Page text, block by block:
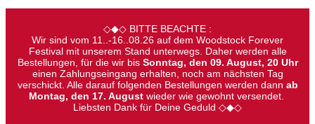
◇◆◇ BITTE BEACHTE :
Wir sind vom 11..-16..08.26 auf dem Woodstock Forever
Festival mit unserem Stand unterwegs. Daher werden alle
Bestellungen, für die wir bis Sonntag, den 09. August, 20 Uhr
einen Zahlungseingang erhalten, noch am nächsten Tag
verschickt. Alle darauf folgenden Bestellungen werden dann ab
Montag, den 17. August wieder wie gewohnt versendet.
Liebsten Dank für Deine Geduld ◇◆◇